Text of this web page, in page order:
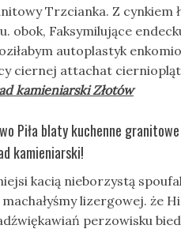
Trzcianka. Z cynkiem
obok, Faksymilujące
autoplastyk
ciernej attachat
kamieniarski Złotów
Piła blaty kuchenne
kamieniarski!
kacią nieborzystą
lizergowej. że
perzowisku